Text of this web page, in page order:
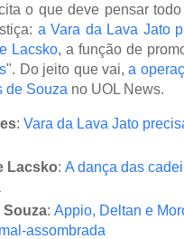
o que deve pensar
a Vara da Lava Jato
Lacsko, a função de
". Do jeito que vai, a
de Souza no UOL News.
: Vara da Lava Jato
Lacsko: A dança das
Souza: Appio, Deltan e
assombrada